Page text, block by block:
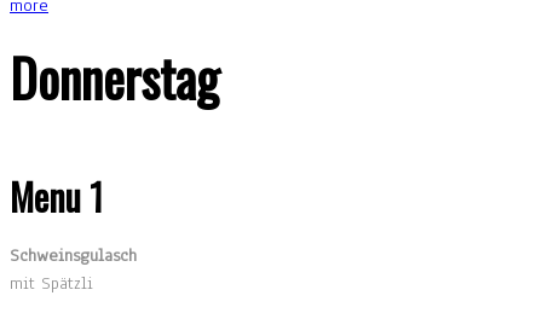
more
Donnerstag
Menu 1
Schweinsgulasch
mit Spätzli